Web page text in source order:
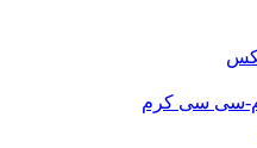
سی سی کرم